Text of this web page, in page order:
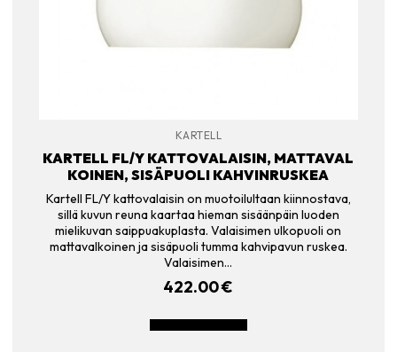
KARTELL
KARTELL FL/Y KATTOVALAISIN, MATTAVAL
KOINEN, SISÄPUOLI KAHVINRUSKEA
Kartell FL/Y kattovalaisin on muotoilultaan kiinnostava,
sillä kuvun reuna kaartaa hieman sisäänpäin luoden
mielikuvan saippuakuplasta. Valaisimen ulkopuoli on
mattavalkoinen ja sisäpuoli tumma kahvipavun ruskea.
Valaisimen…
422.00€